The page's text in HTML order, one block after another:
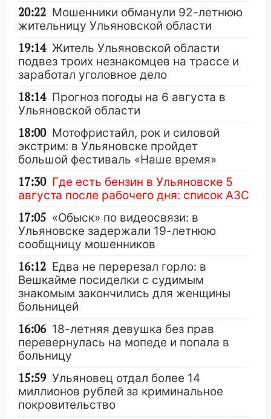
20:22 Мошенники обманули 92-летнюю
жительницу Ульяновской области
19:14 Житель Ульяновской области
подвез троих незнакомцев на трассе и
заработал уголовное дело
18:14 Прогноз погоды на 6 августа в
Ульяновской области
18:00 Мотофристайл, рок и силовой
экстрим: в Ульяновске пройдет
большой фестиваль «Наше время»
17:30 Где есть бензин в Ульяновске 5
августа после рабочего дня: список АЗС
17:05 «Обыск» по видеосвязи: в
Ульяновске задержали 19-летнюю
сообщницу мошенников
16:12 Едва не перерезал горло: в
Вешкайме посиделки с судимым
знакомым закончились для женщины
больницей
16:06 18-летняя девушка без прав
перевернулась на мопеде и попала в
больницу
15:59 Ульяновец отдал более 14
миллионов рублей за криминальное
покровительство